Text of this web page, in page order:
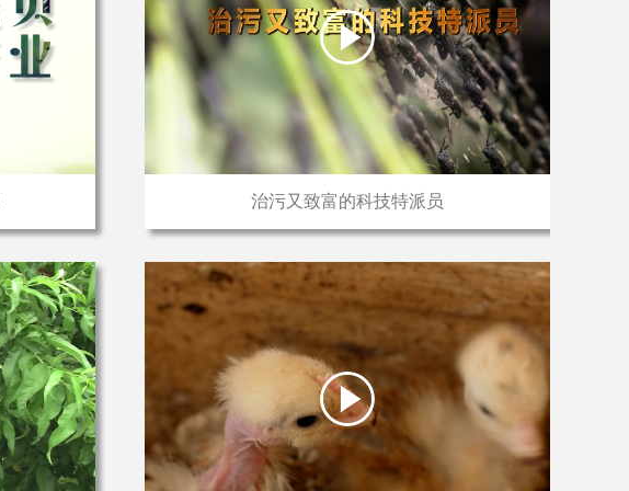
治污又致富的科技特派员